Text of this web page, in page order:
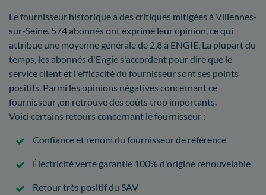
Le fournisseur historique a des critiques mitigées à Villennes-
sur-Seine. 574 abonnés ont exprimé leur opinion, ce qui
attribue une moyenne générale de 2,8 à ENGIE. La plupart du
temps, les abonnés d'Engie s'accordent pour dire que le
service client et l'efficacité du fournisseur sont ses points
positifs. Parmi les opinions négatives concernant ce
fournisseur ,on retrouve des coûts trop importants.
Voici certains retours concernant le fournisseur :
Confiance et renom du fournisseur de référence
Électricité verte garantie 100% d'origine renouvelable
Retour très positif du SAV